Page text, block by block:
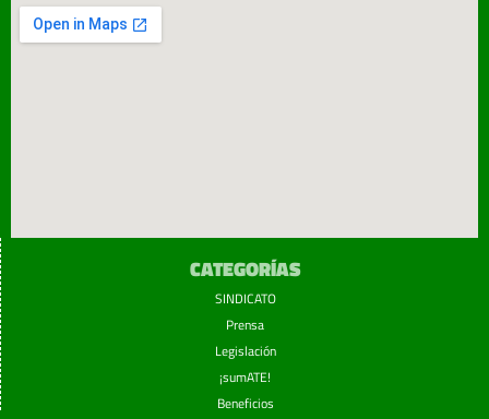
CATEGORÍAS
SINDICATO
Prensa
Legislación
¡sumATE!
Beneficios